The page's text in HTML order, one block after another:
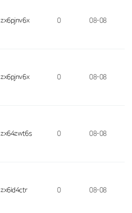
zx6pjnv6x 0 08-08
zx6pjnv6x 0 08-08
zx64zwt6s 0 08-08
zx6id4ctr 0 08-08